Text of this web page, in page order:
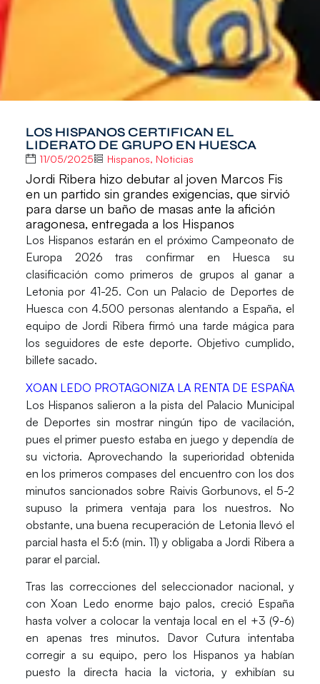
LOS HISPANOS CERTIFICAN EL
LIDERATO DE GRUPO EN HUESCA
11/05/2025 Hispanos, Noticias
Jordi Ribera hizo debutar al joven Marcos Fis
en un partido sin grandes exigencias, que sirvió
para darse un baño de masas ante la afición
aragonesa, entregada a los Hispanos
Los Hispanos estarán en el próximo Campeonato de
Europa 2026 tras confirmar en Huesca su
clasificación como primeros de grupos al ganar a
Letonia por 41-25. Con un Palacio de Deportes de
Huesca con 4.500 personas alentando a España, el
equipo deJordi Ribera firmó una tarde mágica para
los seguidores de este deporte. Objetivo cumplido,
billete sacado.
XOAN LEDO PROTAGONIZA LA RENTA DE ESPAÑA
Los Hispanos salieron a la pista del Palacio Municipal
de Deportes sin mostrar ningún tipo de vacilación,
pues el primer puesto estaba en juego y dependía de
su victoria. Aprovechando la superioridad obtenida
en los primeros compases del encuentro con los dos
minutos sancionados sobre Raivis Gorbunovs, el 5-2
supuso la primera ventaja para los nuestros. No
obstante, una buena recuperación de Letonia llevó el
parcial hasta el 5:6 (min. 11) y obligaba aJordi Ribera a
parar el parcial.
Tras las correcciones del seleccionador nacional, y
conXoan Ledo enorme bajo palos, creció España
hasta volver a colocar la ventaja local en el +3 (9-6)
en apenas tres minutos. Davor Cutura intentaba
corregir a su equipo, pero los Hispanos ya habían
puesto la directa hacia la victoria, y exhibían su